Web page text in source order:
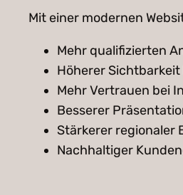
Mit einer modernen
Mehr qualifizierten
Höherer Sichtbarkeit
Mehr Vertrauen bei
Besserer
Stärkerer regionaler
Nachhaltiger